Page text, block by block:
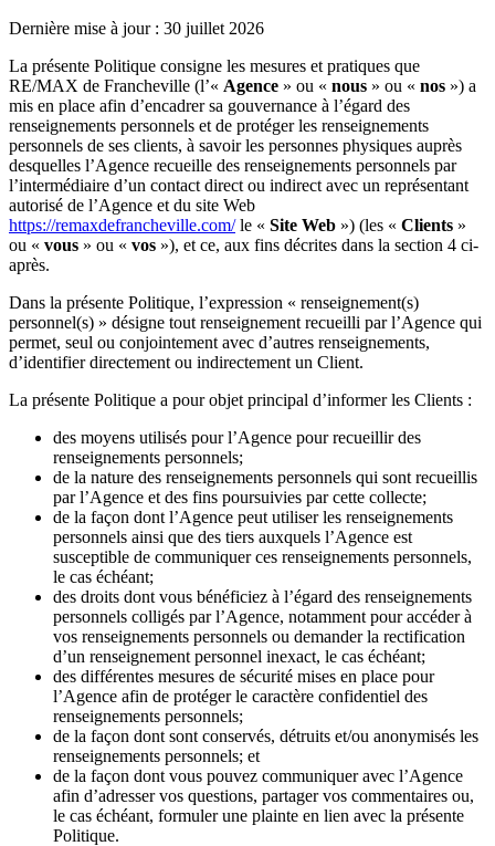
Dernière mise à jour : 30 juillet 2026
La présente Politique consigne les mesures et pratiques que
RE/MAX de Francheville (l’« Agence » ou « nous » ou « nos ») a
mis en place afin d’encadrer sa gouvernance à l’égard des
renseignements personnels et de protéger les renseignements
personnels de ses clients, à savoir les personnes physiques auprès
desquelles l’Agence recueille des renseignements personnels par
l’intermédiaire d’un contact direct ou indirect avec un représentant
autorisé de l’Agence et du site Web
https://remaxdefrancheville.com/le « Site Web ») (les « Clients »
ou « vous » ou « vos »), et ce, aux fins décrites dans la section 4 ci-
après.
Dans la présente Politique, l’expression « renseignement(s)
personnel(s) » désigne tout renseignement recueilli par l’Agence qui
permet, seul ou conjointement avec d’autres renseignements,
d’identifier directement ou indirectement un Client.
La présente Politique a pour objet principal d’informer les Clients :
des moyens utilisés pour l’Agence pour recueillir des
renseignements personnels;
de la nature des renseignements personnels qui sont recueillis
par l’Agence et des fins poursuivies par cette collecte;
de la façon dont l’Agence peut utiliser les renseignements
personnels ainsi que des tiers auxquels l’Agence est
susceptible de communiquer ces renseignements personnels,
le cas échéant;
des droits dont vous bénéficiez à l’égard des renseignements
personnels colligés par l’Agence, notamment pour accéder à
vos renseignements personnels ou demander la rectification
d’un renseignement personnel inexact, le cas échéant;
des différentes mesures de sécurité mises en place pour
l’Agence afin de protéger le caractère confidentiel des
renseignements personnels;
de la façon dont sont conservés, détruits et/ou anonymisés les
renseignements personnels; et
de la façon dont vous pouvez communiquer avec l’Agence
afin d’adresser vos questions, partager vos commentaires ou,
le cas échéant, formuler une plainte en lien avec la présente
Politique.